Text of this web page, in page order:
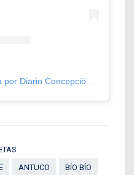
ANTUCO BÍO BÍO